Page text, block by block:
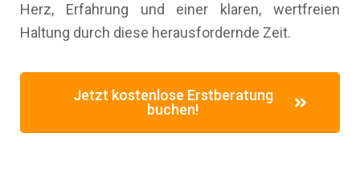
Herz, Erfahrung und einer klaren, wertfreien
Haltung durch diese herausfordernde Zeit.
Jetzt kostenlose Erstberatung
buchen!